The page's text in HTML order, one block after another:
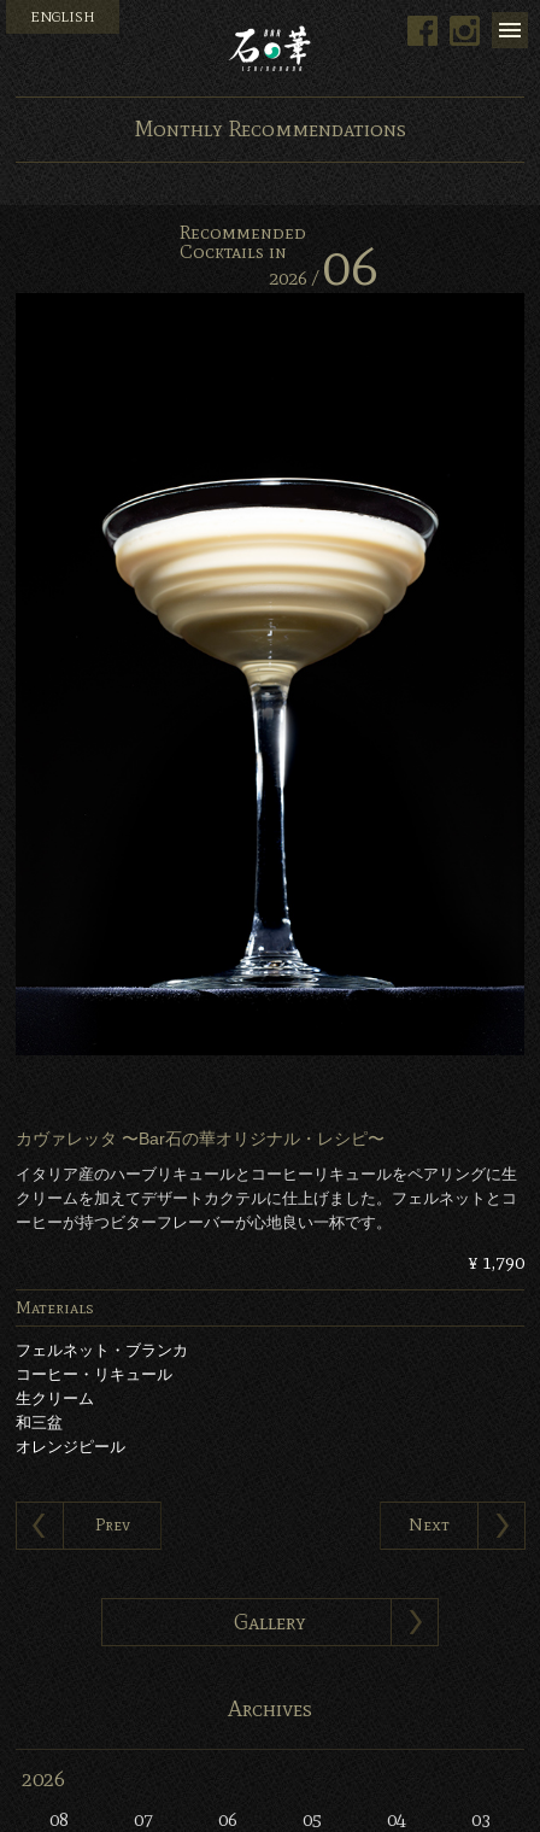
Bar 石の華 -BAR
ENGLISH Facebook
Monthly Recommendations
Recommended
Cocktails in
2026 / 06
カヴァレッタ 〜Bar石の華オリジナル・レシピ〜
イタリア産のハーブリキュールとコーヒーリキュールをペアリングに生
クリームを加えてデザートカクテルに仕上げました。フェルネットとコ
ーヒーが持つビターフレーバーが心地良い一杯です。
¥ 1,790
Materials
フェルネット・ブランカ
コーヒー・リキュール
生クリーム
和三盆
オレンジピール
Prev Next
Gallery
Archives
2026
08 07 06 05 04 03